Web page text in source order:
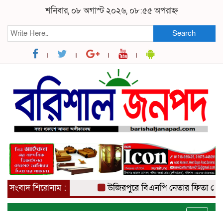
শনিবার, ০৮ অগাস্ট ২০২৬, ০৮:৫৫ অপরাহ্ন
Search
সংবাদ শিরোনাম : উজিরপুরে বিএনপি নেতার ফিতা কেটে